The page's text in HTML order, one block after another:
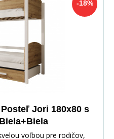
-18%
Jori 180x80 s
voľbou pre rodičov,